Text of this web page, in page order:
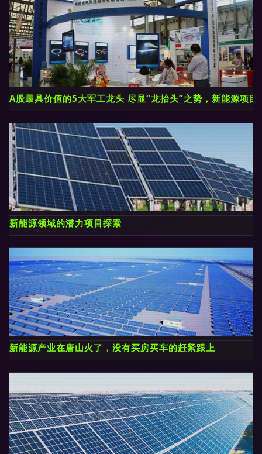
A股最具价值的5大军工龙头 尽显“龙抬头”之势，新能源项
新能源领域的潜力项目探索
新能源产业在唐山火了，没有买房买车的赶紧跟上